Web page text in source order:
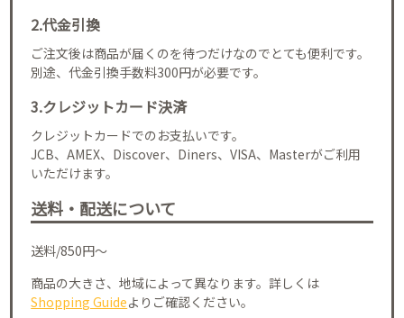
2.代金引換
ご注文後は商品が届くのを待つだけなのでとても便利です。
別途、代金引換手数料300円が必要です。
3.クレジットカード決済
クレジットカードでのお支払いです。
JCB、AMEX、Discover、Diners、VISA、Masterがご利用
いただけます。
送料・配送について
送料/850円～
商品の大きさ、地域によって異なります。詳しくは
Shopping Guideよりご確認ください。